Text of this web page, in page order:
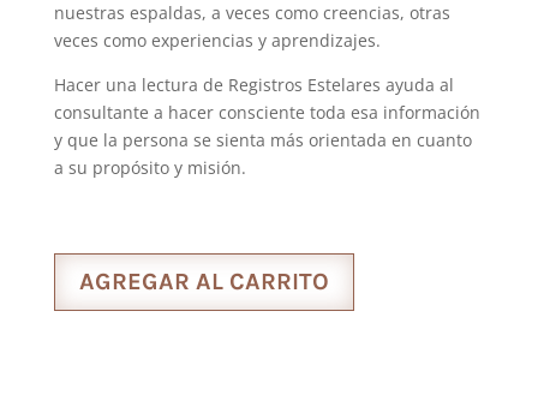
nuestras espaldas, a veces como creencias, otras
veces como experiencias y aprendizajes.
Hacer una lectura de Registros Estelares ayuda al
consultante a hacer consciente toda esa información
y que la persona se sienta más orientada en cuanto
a su propósito y misión.
AGREGAR AL CARRITO